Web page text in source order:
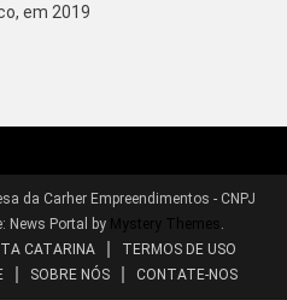
em 2019
da Carher Empreendimentos - CNPJ
News Portal by Mystery Themes .
CATARINA
TERMOS DE USO
SOBRE NÓS CONTATE-NOS